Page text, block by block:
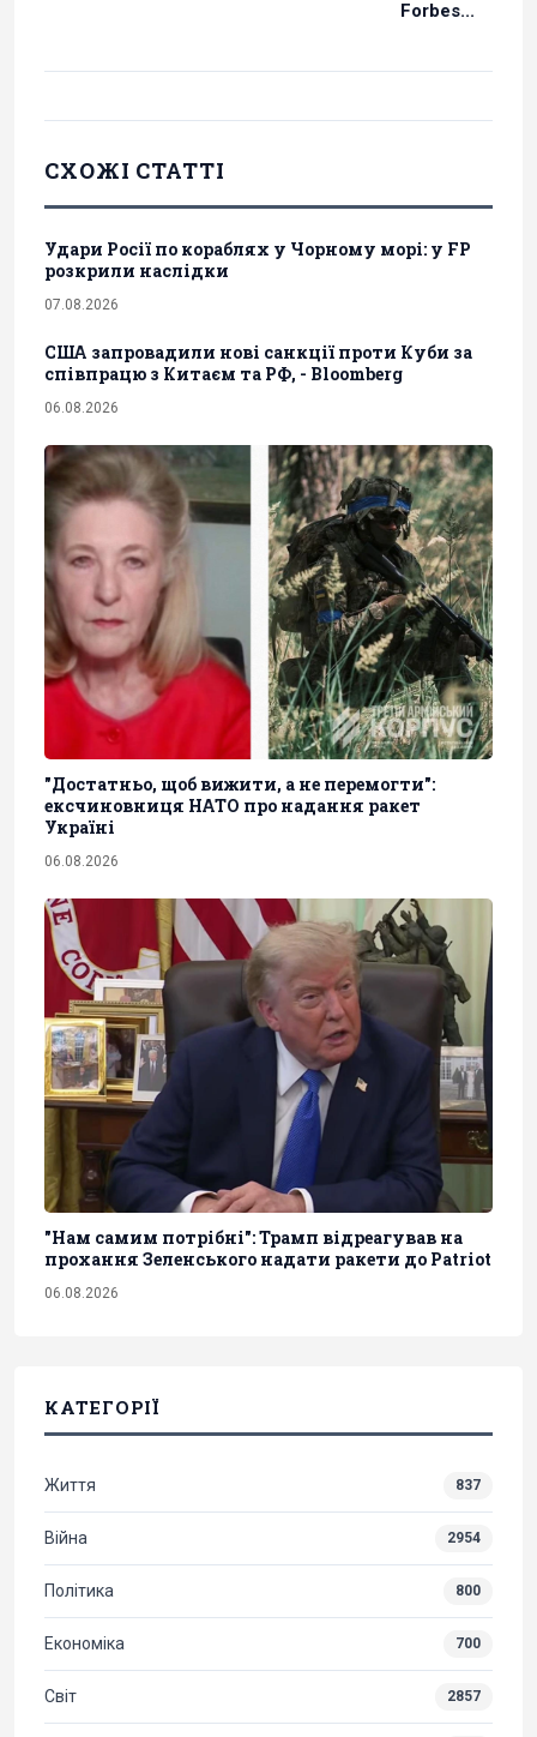
Forbes...
СХОЖІ СТАТТІ
Удари Росії по кораблях у Чорному морі: у FP
розкрили наслідки
07.08.2026
США запровадили нові санкції проти Куби за
співпрацю з Китаєм та РФ, - Bloomberg
06.08.2026
"Достатньо, щоб вижити, а не перемогти":
ексчиновниця НАТО про надання ракет
Україні
06.08.2026
"Нам самим потрібні": Трамп відреагував на
прохання Зеленського надати ракети до Patriot
06.08.2026
КАТЕГОРІЇ
Життя 837
Війна 2954
Політика 800
Економіка 700
Світ 2857